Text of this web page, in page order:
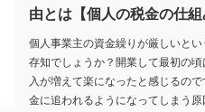
由とは【個人の税金の仕組
個人事業主の資金繰りが厳しいと
存知でしょうか？開業して最初の
入が増えて楽になったと感じるの
金に追われるようになってしまう原